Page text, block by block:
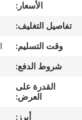
مراقبة
الجودة
اتصل
الأسعار:
تفاصيل التغليف:
وقت التسليم:
شروط الدفع:
القدرة على
العرض:
أبرز: